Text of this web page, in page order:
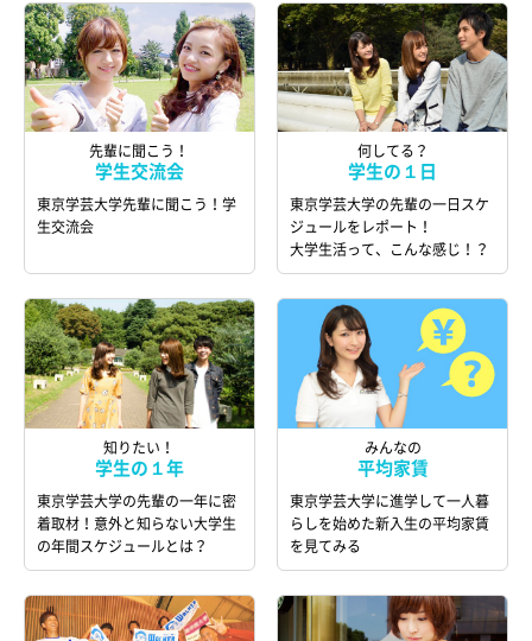
先輩に聞こう！
学生交流会
東京学芸大学先輩に聞こう！学
生交流会
何してる？
学生の１日
東京学芸大学の先輩の一日スケ
ジュールをレポート！
大学生活って、こんな感じ！？
知りたい！
学生の１年
東京学芸大学の先輩の一年に密
着取材！意外と知らない大学生
の年間スケジュールとは？
みんなの
平均家賃
東京学芸大学に進学して一人暮
らしを始めた新入生の平均家賃
を見てみる